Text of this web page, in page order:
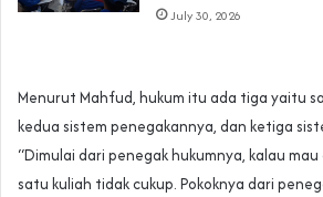
July 30, 2026
Menurut Mahfud, hukum itu ada tiga yaitu
kedua sistem penegakannya, dan ketiga
“Dimulai dari penegak hukumnya, kalau
satu kuliah tidak cukup. Pokoknya dari